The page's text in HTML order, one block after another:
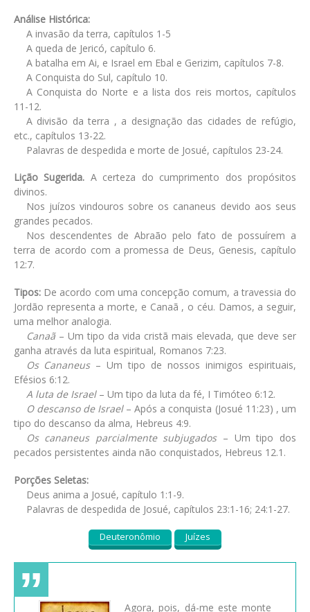
Análise Histórica:
A invasão da terra, capítulos 1-5
A queda de Jericó, capítulo 6.
A batalha em Ai, e Israel em Ebal e Gerizim, capítulos 7-8.
A Conquista do Sul, capítulo 10.
A Conquista do Norte e a lista dos reis mortos, capítulos
11-12.
A divisão da terra , a designação das cidades de refúgio,
etc., capítulos 13-22.
Palavras de despedida e morte de Josué, capítulos 23-24.
Lição Sugerida. A certeza do cumprimento dos propósitos
divinos.
Nos juízos vindouros sobre os cananeus devido aos seus
grandes pecados.
Nos descendentes de Abraão pelo fato de possuírem a
terra de acordo com a promessa de Deus, Genesis, capítulo
12:7.
Tipos: De acordo com uma concepção comum, a travessia do
Jordão representa a morte, e Canaã , o céu. Damos, a seguir,
uma melhor analogia.
Canaã– Um tipo da vida cristã mais elevada, que deve ser
ganha através da luta espiritual, Romanos 7:23.
Os Cananeus– Um tipo de nossos inimigos espirituais,
Efésios 6:12.
A luta de Israel– Um tipo da luta da fé, I Timóteo 6:12.
O descanso de Israel– Após a conquista (Josué 11:23) , um
tipo do descanso da alma, Hebreus 4:9.
Os cananeus parcialmente subjugados– Um tipo dos
pecados persistentes ainda não conquistados, Hebreus 12.1.
Porções Seletas:
Deus anima a Josué, capítulo 1:1-9.
Palavras de despedida de Josué, capítulos 23:1-16; 24:1-27.
Deuteronômio Juízes
Agora, pois, dá-me este monte